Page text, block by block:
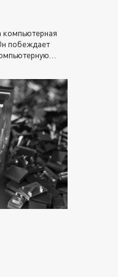
компьютерная
побеждает